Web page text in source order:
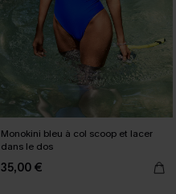
Monokini bleu à col scoop et lacer
dans le dos
35,00 €